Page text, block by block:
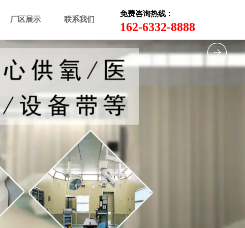
厂区展示 联系我们
免费咨询热线：
162-6332-8888